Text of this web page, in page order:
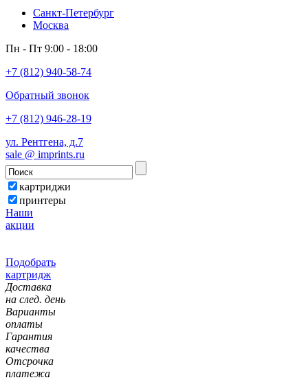
Санкт-Петербург
Москва
Пн - Пт 9:00 - 18:00
+7 (812) 940-58-74
Обратный звонок
+7 (812) 946-28-19
ул. Рентгена, д.7
sale @ imprints.ru
картриджи
принтеры
Наши
акции
Подобрать
картридж
Доставка
на след. день
Варианты
оплаты
Гарантия
качества
Отсрочка
платежа